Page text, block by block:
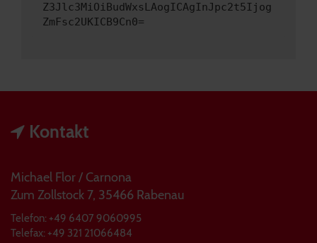
Z3Jlc3MiOiBudWxsLAogICAgInJpc2t5Ijog
ZmFsc2UKICB9Cn0=
Kontakt
Michael Flor / Carnona
Zum Zollstock 7, 35466 Rabenau
Telefon: +49 6407 9060995
Telefax: +49 321 21066484